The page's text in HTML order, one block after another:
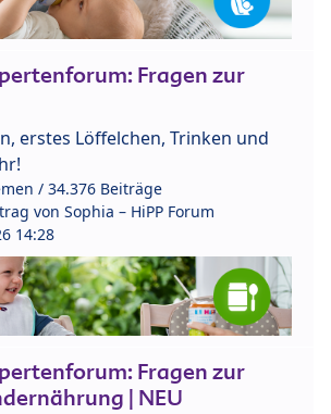
Fragen zur
erstes Löffelchen, Trinken und
/ 34.376 Beiträge
von Sophia – HiPP Forum
14:28
Fragen zur
| NEU